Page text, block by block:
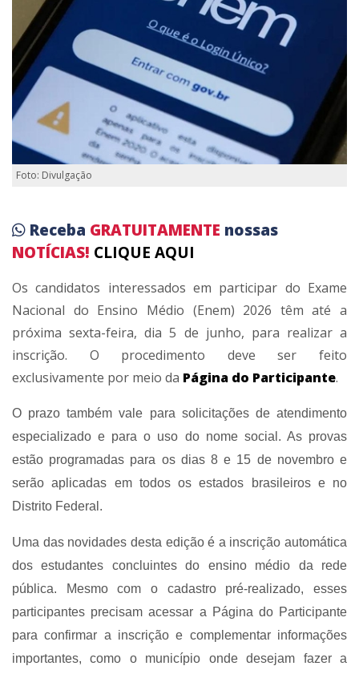
Foto: Divulgação
Receba GRATUITAMENTE nossas
NOTÍCIAS! CLIQUE AQUI
Os candidatos interessados em participar do Exame
Nacional do Ensino Médio (Enem) 2026 têm até a
próxima sexta-feira, dia 5 de junho, para realizar a
inscrição. O procedimento deve ser feito
exclusivamente por meio da Página do Participante.
O prazo também vale para solicitações de atendimento
especializado e para o uso do nome social. As provas
estão programadas para os dias 8 e 15 de novembro e
serão aplicadas em todos os estados brasileiros e no
Distrito Federal.
Uma das novidades desta edição é a inscrição automática
dos estudantes concluintes do ensino médio da rede
pública. Mesmo com o cadastro pré-realizado, esses
participantes precisam acessar a Página do Participante
para confirmar a inscrição e complementar informações
importantes, como o município onde desejam fazer a